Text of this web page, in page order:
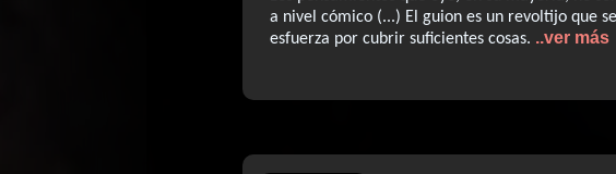
a nivel cómico (...) El guion es un revoltijo que se
esfuerza por cubrir suficientes cosas. ..ver más